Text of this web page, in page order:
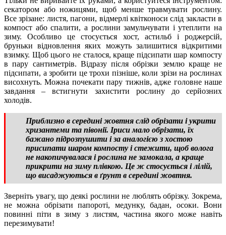
секатором або ножицями, щоб менше травмувати рослину.
Все зрізане: листя, пагони, відмерлі квітконоси слід закласти в
компост або спалити, а рослини замульчувати і утеплити на
зиму. Особливо це стосується хост, астильб і роджерсій,
бруньки відновлення яких можуть залишитися відкритими
взимку. Щоб цього не сталося, краще підсипати шар компосту
в пару сантиметрів. Відразу після обрізки землю краще не
підсипати, а зробити це трохи пізніше, коли зрізи на рослинах
висохнуть. Можна почекати пару тижнів, адже головне наше
завдання – встигнути захистити рослину до серйозних
холодів.
Приблизно в середині жовтня слід обрізати і укрити
хризантеми та півонії. Іриси мало обрізати, їх
бажано підрозпушити і за аналогією з хостою
присипати шаром компосту і стежити, щоб волога
не накопичувалася і рослина не замокала, а краще
прикрити на зиму плівкою. Це ж стосується і лілій,
що висаджуються в ґрунт в середині жовтня.
Зверніть увагу, що деякі рослини не люблять обрізку. Зокрема,
не можна обрізати папороті, медунку, бадан, осоки. Вони
повинні піти в зиму з листям, частина якого може навіть
перезимувати!